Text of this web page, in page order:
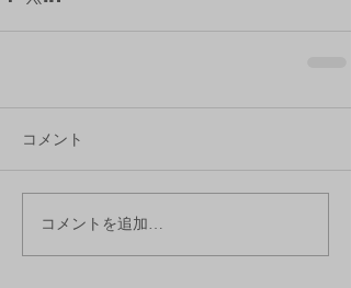
コメント
コメントを追加…